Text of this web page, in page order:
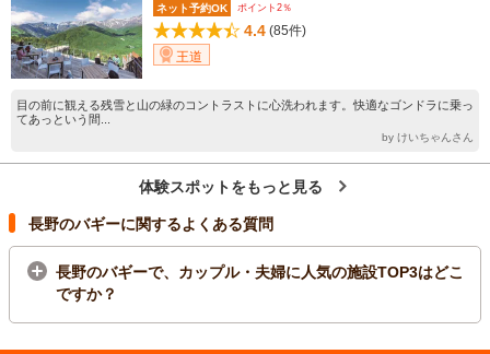
ネット予約OK ポイント2％
4.4 (85件)
王道
目の前に観える残雪と山の緑のコントラストに心洗われます。快適なゴンドラに乗っ
てあっという間...
by けいちゃんさん
体験スポットをもっと見る
長野のバギーに関するよくある質問
長野のバギーで、カップル・夫婦に人気の施設TOP3はどこ
ですか？